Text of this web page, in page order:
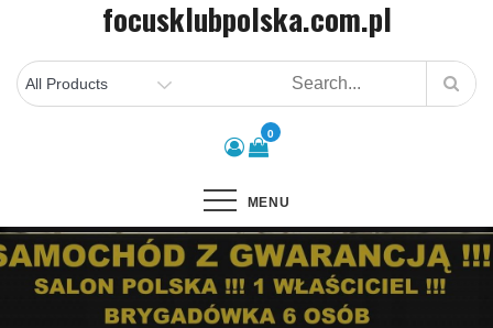
content
focusklubpolska.com.pl
0
MENU